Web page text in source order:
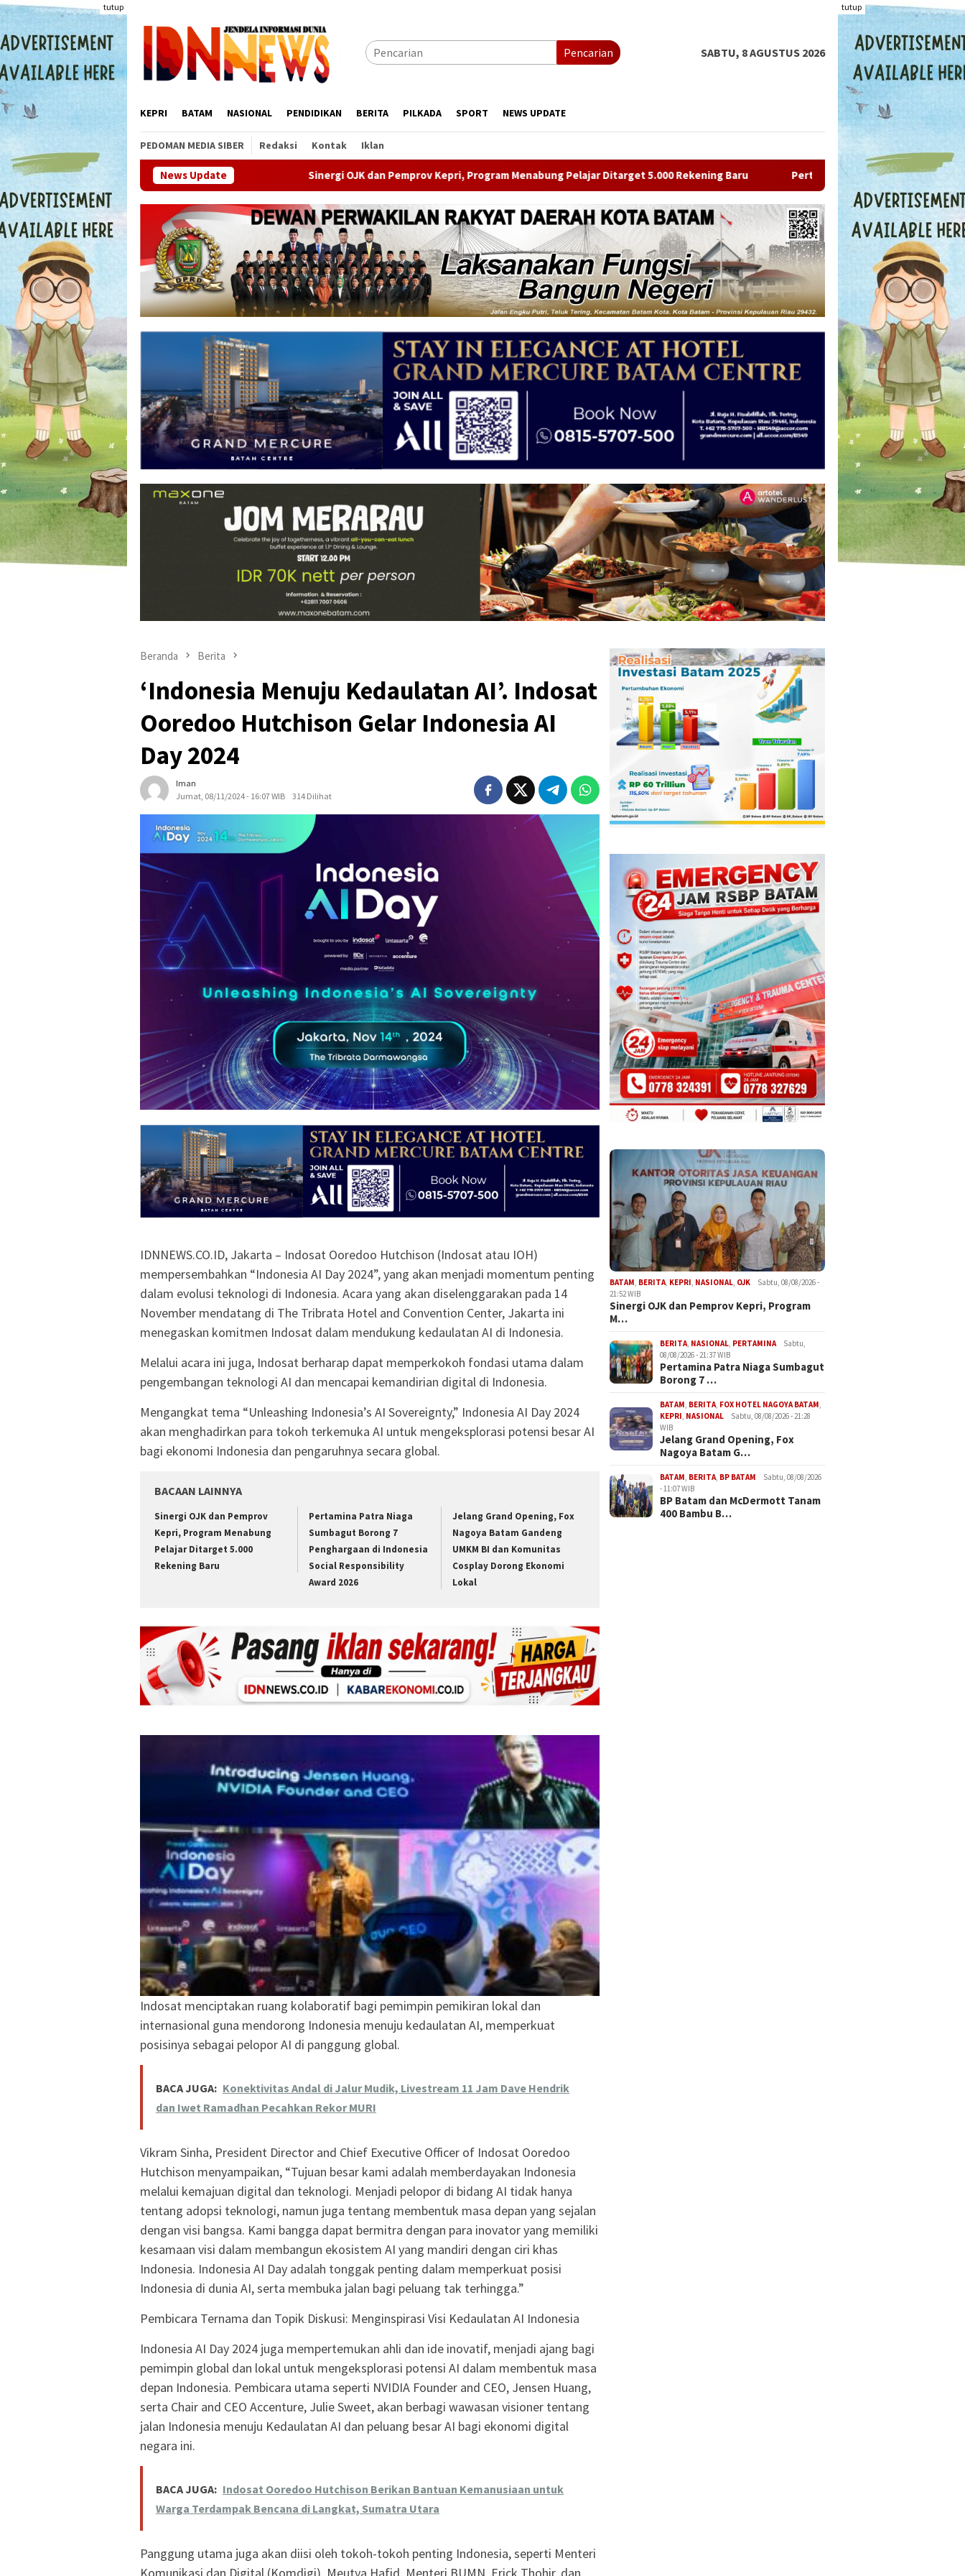
Loncat
ke
konten
tutup tutup
Pencarian SABTU, 8 AGUSTUS 2026
KEPRI BATAM NASIONAL PENDIDIKAN BERITA PILKADA SPORT NEWS UPDATE
PEDOMAN MEDIA SIBER Redaksi Kontak Iklan
News Update
Sinergi OJK dan Pemprov Kepri, Program Menabung Pelajar Ditarget 5.000 Rekening Baru Pertamina Patra Niaga Sumbagut Borong 7 Penghargaan di
Beranda Berita
‘Indonesia Menuju Kedaulatan AI’. Indosat
Ooredoo Hutchison Gelar Indonesia AI
Day 2024
Iman
Jumat, 08/11/2024 - 16:07 WIB
314 Dilihat
IDNNEWS.CO.ID, Jakarta – Indosat Ooredoo Hutchison (Indosat atau IOH)
mempersembahkan “Indonesia AI Day 2024”, yang akan menjadi momentum penting
dalam evolusi teknologi di Indonesia. Acara yang akan diselenggarakan pada 14
November mendatang di The Tribrata Hotel and Convention Center, Jakarta ini
menegaskan komitmen Indosat dalam mendukung kedaulatan AI di Indonesia.
Melalui acara ini juga, Indosat berharap dapat memperkokoh fondasi utama dalam
pengembangan teknologi AI dan mencapai kemandirian digital di Indonesia.
Mengangkat tema “Unleashing Indonesia’s AI Sovereignty,” Indonesia AI Day 2024
akan menghadirkan para tokoh terkemuka AI untuk mengeksplorasi potensi besar AI
bagi ekonomi Indonesia dan pengaruhnya secara global.
BACAAN LAINNYA
Sinergi OJK dan Pemprov
Kepri, Program Menabung
Pelajar Ditarget 5.000
Rekening Baru
Pertamina Patra Niaga
Sumbagut Borong 7
Penghargaan di Indonesia
Social Responsibility
Award 2026
Jelang Grand Opening, Fox
Nagoya Batam Gandeng
UMKM BI dan Komunitas
Cosplay Dorong Ekonomi
Lokal
Indosat menciptakan ruang kolaboratif bagi pemimpin pemikiran lokal dan
internasional guna mendorong Indonesia menuju kedaulatan AI, memperkuat
posisinya sebagai pelopor AI di panggung global.
BACA JUGA: Konektivitas Andal di Jalur Mudik, Livestream 11 Jam Dave Hendrik
dan Iwet Ramadhan Pecahkan Rekor MURI
Vikram Sinha, President Director and Chief Executive Officer of Indosat Ooredoo
Hutchison menyampaikan, “Tujuan besar kami adalah memberdayakan Indonesia
melalui kemajuan digital dan teknologi. Menjadi pelopor di bidang AI tidak hanya
tentang adopsi teknologi, namun juga tentang membentuk masa depan yang sejalan
dengan visi bangsa. Kami bangga dapat bermitra dengan para inovator yang memiliki
kesamaan visi dalam membangun ekosistem AI yang mandiri dengan ciri khas
Indonesia. Indonesia AI Day adalah tonggak penting dalam memperkuat posisi
Indonesia di dunia AI, serta membuka jalan bagi peluang tak terhingga.”
Pembicara Ternama dan Topik Diskusi: Menginspirasi Visi Kedaulatan AI Indonesia
Indonesia AI Day 2024 juga mempertemukan ahli dan ide inovatif, menjadi ajang bagi
pemimpin global dan lokal untuk mengeksplorasi potensi AI dalam membentuk masa
depan Indonesia. Pembicara utama seperti NVIDIA Founder and CEO, Jensen Huang,
serta Chair and CEO Accenture, Julie Sweet, akan berbagi wawasan visioner tentang
jalan Indonesia menuju Kedaulatan AI dan peluang besar AI bagi ekonomi digital
negara ini.
BACA JUGA: Indosat Ooredoo Hutchison Berikan Bantuan Kemanusiaan untuk
Warga Terdampak Bencana di Langkat, Sumatra Utara
Panggung utama juga akan diisi oleh tokoh-tokoh penting Indonesia, seperti Menteri
Komunikasi dan Digital (Komdigi), Meutya Hafid, Menteri BUMN, Erick Thohir, dan
BATAM, BERITA, KEPRI, NASIONAL, OJK
Sabtu, 08/08/2026 -
21:52 WIB
Sinergi OJK dan Pemprov Kepri, Program
M…
BERITA, NASIONAL, PERTAMINA
Sabtu,
08/08/2026 - 21:37 WIB
Pertamina Patra Niaga Sumbagut
Borong 7 …
BATAM, BERITA, FOX HOTEL NAGOYA BATAM,
KEPRI, NASIONAL
Sabtu, 08/08/2026 - 21:28
WIB
Jelang Grand Opening, Fox
Nagoya Batam G…
BATAM, BERITA, BP BATAM
Sabtu, 08/08/2026
- 11:07 WIB
BP Batam dan McDermott Tanam
400 Bambu B…